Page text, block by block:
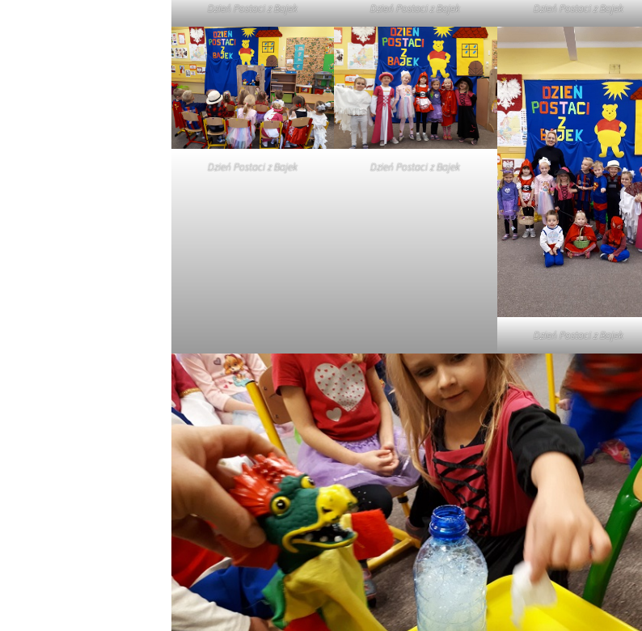
Dzień Postaci z Bajek Dzień Postaci z Bajek Dzień Postaci z Bajek
Dzień Postaci z Bajek Dzień Postaci z Bajek
Dzień Postaci z Bajek